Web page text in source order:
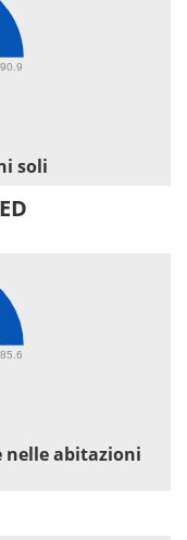
90.9
soli
85.6
nelle abitazioni